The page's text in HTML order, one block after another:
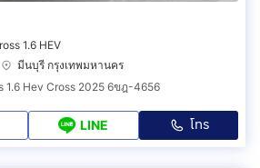
1.6 HEV
มีนบุรี กรุงเทพมหานคร
1.6 Hev Cross 2025 6ขฎ-4656
LINE โทร